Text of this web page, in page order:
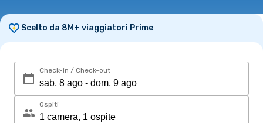
Scelto da 8M+ viaggiatori Prime
Check-in / Check-out
Ospiti